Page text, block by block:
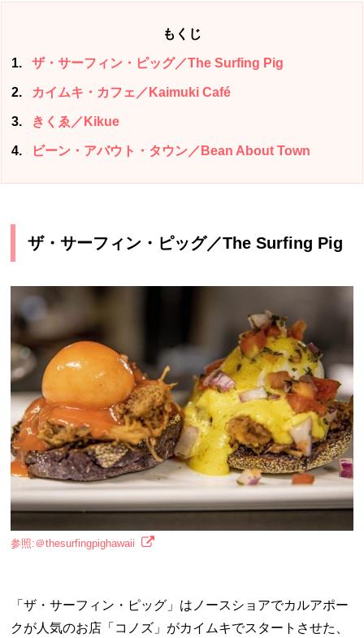
もくじ
1 ザ・サーフィン・ピッグ／The Surfing Pig
2 カイムキ・カフェ／Kaimuki Café
3 きくゑ／Kikue
4 ビーン・アバウト・タウン／Bean About Town
ザ・サーフィン・ピッグ／The Surfing Pig
参照:＠thesurfingpighawaii
「ザ・サーフィン・ピッグ」はノースショアでカルアポー
クが人気のお店「コノズ」がカイムキでスタートさせた、